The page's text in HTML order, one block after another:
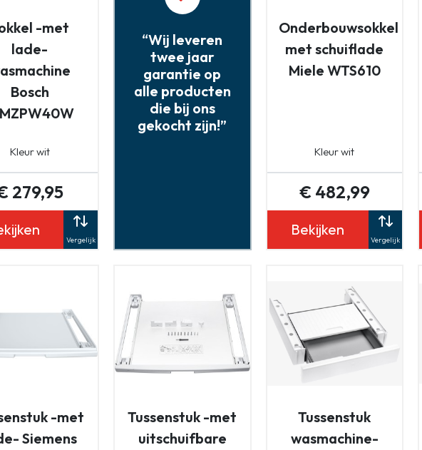
-met
lade-
Bosch
Kleur wit
279,95
Vergelijk
“Wij leveren
twee jaar
garantie op
alle producten
die bij ons
gekocht zijn!”
Onderbouwsokkel
met schuiflade
Miele WTS610
Kleur wit
€ 482,99
Bekijken
Vergelijk
-met
Siemens
Tussenstuk -met
uitschuifbare
Tussenstuk
wasmachine-